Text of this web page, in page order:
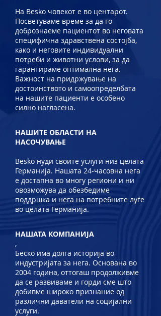
На Besko човекот е во центарот.
Посветуваме време за да го
добрознаеме пациентот во неговата
специфична здравствена состојба,
како и неговите индивидуални
потреби и животни услови, за да
гарантираме оптимална нега.
Важност на придржување на
достоинството и самоопределбата
на нашите пациенти е особено
силно нагласена.
НАШИТЕ ОБЛАСТИ НА
НАСОЧУВАЊЕ
Besko нуди своите услуги низ целата
Германија. Нашата 24-часовна нега
е достапна во многу региони и ни
овозможува да обезбедиме
поддршка и нега на потребните луѓе
во целата Германија.
НАШАТА КОМПАНИЈА
,
Беско има долга историја во
индустријата за нега. Основана во
2004 година, оттогаш продолживме
да се развиваме и горди сме што
добивме широко признание од
различни даватели на социјални
услуги.